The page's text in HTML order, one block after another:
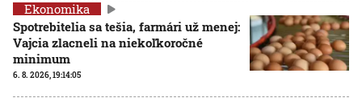
Ekonomika
Spotrebitelia sa tešia, farmári už menej:
Vajcia zlacneli na niekoľkoročné
minimum
6. 8. 2026, 19:14:05